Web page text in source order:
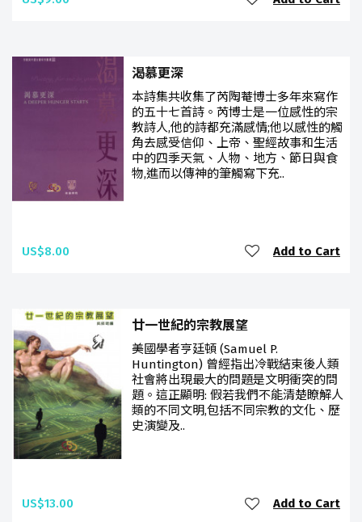
渴慕更深
本詩集共收集了芮陶菴博士多年來寫作
的五十七首詩。芮博士是一位感性的宗
教詩人,他的詩都充滿感情;他以感性的觸
角去感受信仰、上帝、聖經故事和生活
中的四季天氣、人物、地方、節日與食
物,進而以傳神的筆觸寫下充..
US$8.00 Add to Cart
廿一世紀的宗教展望
美國學者亨廷頓 (Samuel P.
Huntington) 曾經指出冷戰結束後人類
社會將出現最大的問題是文明衝突的問
題。這正顯明: 假若我們不能清楚瞭解人
類的不同文明,包括不同宗教的文化、歷
史演變及..
US$13.00 Add to Cart